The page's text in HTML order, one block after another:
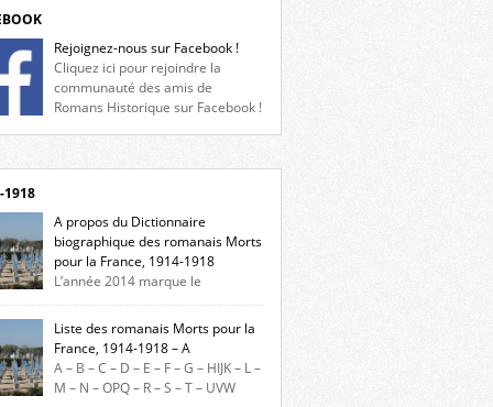
Rejoignez-nous sur Facebook !
Cliquez ici pour rejoindre la
communauté des amis de
Romans Historique sur Facebook !
1918
A propos du Dictionnaire
biographique des romanais Morts
pour la France, 1914-1918
L’année 2014 marque le
du début de la Première Guerre
et ce dictionnaire biographique veut
hommage aux romanais Morts pour la
durant ce conflit. La base de cette
historique est constituée des noms
sur les plaques commémoratives de
Liste des romanais Morts pour la
France, 1914-1918 – A
A – B – C – D – E – F – G – HIJK – L –
M – N – OPQ – R – S – T – UVW